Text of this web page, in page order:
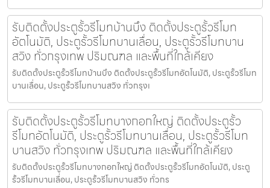
รับติดตั้งประตูรั้วรีโมทบ้านบึง ติดตั้งประตูรั้วรีโมท
อัตโนมัติ, ประตูรั้วรีโมทบานเลื่อน, ประตูรั้วรีโมทบาน
สวิง ทั่วกรุงเทพ ปริมณฑล และพื้นที่ใกล้เคียง
รับติดตั้งประตูรั้วรีโมทบ้านบึง ติดตั้งประตูรั้วรีโมทอัตโนมัติ, ประตูรั้วรีโมท
บานเลื่อน, ประตูรั้วรีโมทบานสวิง ทั่วกรุงเ
รับติดตั้งประตูรั้วรีโมทบางกอกใหญ่ ติดตั้งประตูรั้ว
รีโมทอัตโนมัติ, ประตูรั้วรีโมทบานเลื่อน, ประตูรั้วรีโมท
บานสวิง ทั่วกรุงเทพ ปริมณฑล และพื้นที่ใกล้เคียง
รับติดตั้งประตูรั้วรีโมทบางกอกใหญ่ ติดตั้งประตูรั้วรีโมทอัตโนมัติ, ประตู
รั้วรีโมทบานเลื่อน, ประตูรั้วรีโมทบานสวิง ทั่วกร